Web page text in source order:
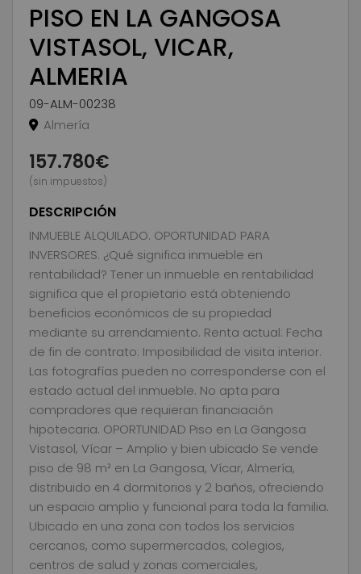
PISO EN LA GANGOSA
VISTASOL, VICAR,
ALMERIA
09-ALM-00238
Almería
157.780€
(sin impuestos)
DESCRIPCIÓN
INMUEBLE ALQUILADO. OPORTUNIDAD PARA
INVERSORES. ¿Qué significa inmueble en
rentabilidad? Tener un inmueble en rentabilidad
significa que el propietario está obteniendo
beneficios económicos de su propiedad
mediante su arrendamiento. Renta actual: Fecha
de fin de contrato: Imposibilidad de visita interior.
Las fotografías pueden no corresponderse con el
estado actual del inmueble. No apta para
compradores que requieran financiación
hipotecaria. OPORTUNIDAD Piso en La Gangosa
Vistasol, Vícar – Amplio y bien ubicado Se vende
piso de 98 m² en La Gangosa, Vícar, Almería,
distribuido en 4 dormitorios y 2 baños, ofreciendo
un espacio amplio y funcional para toda la familia.
Ubicado en una zona con todos los servicios
cercanos, como supermercados, colegios,
centros de salud y zonas comerciales,